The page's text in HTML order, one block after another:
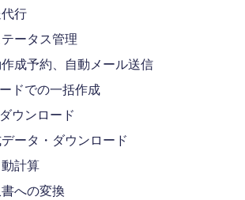
行
ータス管理
成予約、自動メール送信
ドでの一括作成
ウンロード
ータ・ダウンロード
計算
への変換